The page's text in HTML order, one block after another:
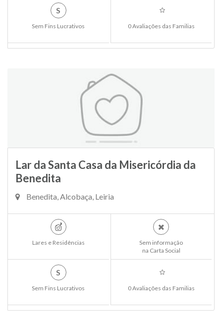
S
Sem Fins Lucrativos 0 Avaliações das Familias
Lar da Santa Casa da Misericórdia da
Benedita
Benedita, Alcobaça, Leiria
Lares e Residências
Sem informação
na Carta Social
S
Sem Fins Lucrativos 0 Avaliações das Familias